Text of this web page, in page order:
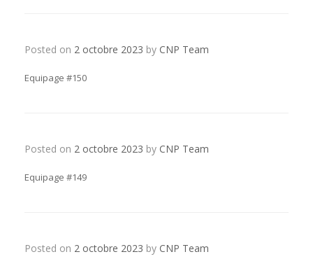
Posted on 2 octobre 2023 by CNP Team
Equipage #150
Posted on 2 octobre 2023 by CNP Team
Equipage #149
Posted on 2 octobre 2023 by CNP Team